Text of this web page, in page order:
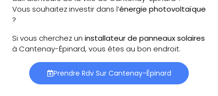
Vous souhaitez investir dans l’énergie photovoltaïque
?
Si vous cherchez un installateur de panneaux solaires
à Cantenay-Épinard, vous êtes au bon endroit.
Prendre Rdv Sur Cantenay-Épinard